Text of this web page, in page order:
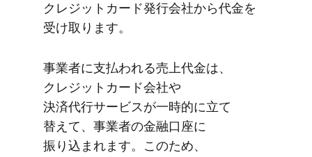
クレジットカード発行会社から​代金を​
受け取ります。
事業者に​支払われる​売上代金は、​
クレジットカード会社や​
決済代行サービスが​一時的に​立て​
替えて、​事業者の​金融口座に​
振り込まれます。​この​ため、​